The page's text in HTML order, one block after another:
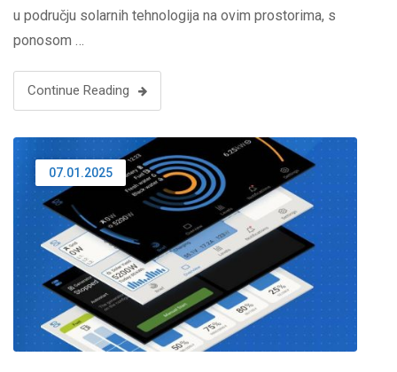
u području solarnih tehnologija na ovim prostorima, s
ponosom …
Continue Reading
07.01.2025